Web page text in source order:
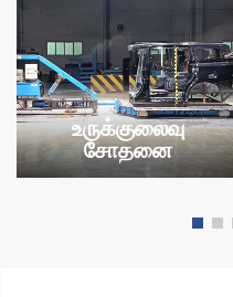
உருக்குலைவு
சோதனை